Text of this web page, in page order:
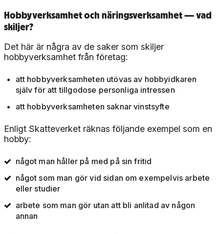
Hobbyverksamhet och näringsverksamhet — vad
skiljer?
Det här är några av de saker som skiljer
hobbyverksamhet från företag:
att hobbyverksamheten utövas av hobbyidkaren
själv för att tillgodose personliga intressen
att hobbyverksamheten saknar vinstsyfte
Enligt Skatteverket räknas följande exempel som en
hobby:
något man håller på med på sin fritid
något som man gör vid sidan om exempelvis arbete
eller studier
arbete som man gör utan att bli anlitad av någon
annan